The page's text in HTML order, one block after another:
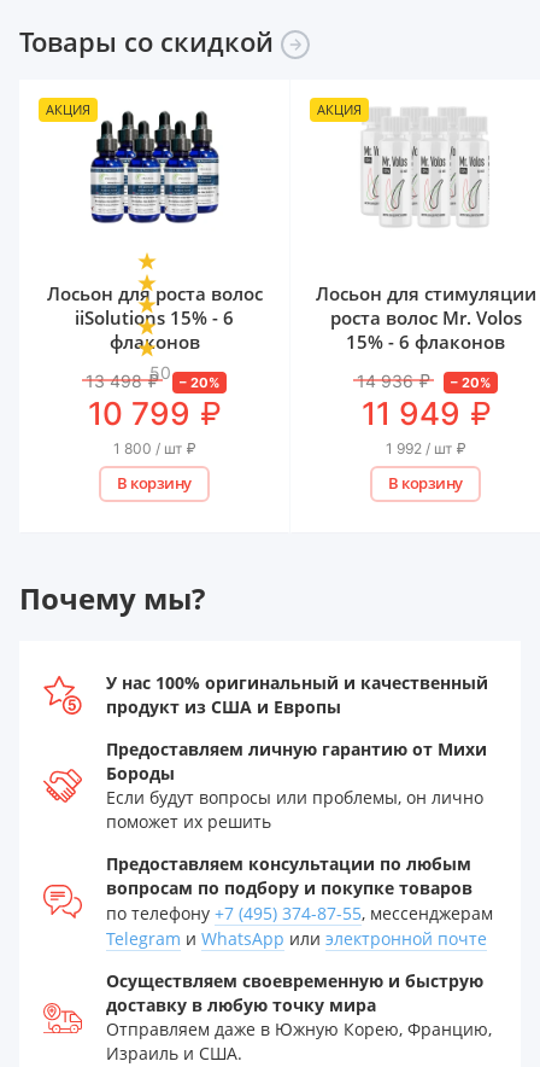
Товары со скидкой
АКЦИЯ
50
Лосьон для роста волос
iiSolutions 15% - 6
флаконов
13 498 ₽ – 20%
10 799 ₽
1 800 / шт ₽
В корзину
АКЦИЯ
Лосьон для стимуляции
роста волос Mr. Volos
15% - 6 флаконов
14 936 ₽ – 20%
11 949 ₽
1 992 / шт ₽
В корзину
Почему мы?
У нас 100% оригинальный и качественный
продукт из США и Европы
Предоставляем личную гарантию от Михи
Бороды
Если будут вопросы или проблемы, он лично
поможет их решить
Предоставляем консультации по любым
вопросам по подбору и покупке товаров
по телефону +7 (495) 374-87-55, мессенджерам
Telegram и WhatsApp или электронной почте
Осуществляем своевременную и быструю
доставку в любую точку мира
Отправляем даже в Южную Корею, Францию,
Израиль и США.